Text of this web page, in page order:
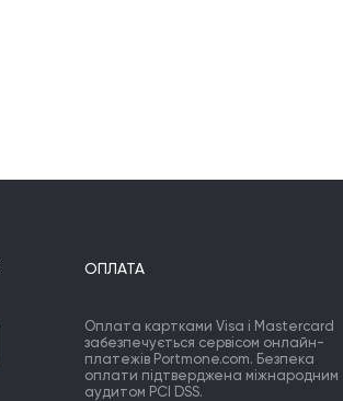
ОПЛАТА
Оплата картками Visa і Mastercard
забезпечується сервісом онлайн-
платежів Portmone.com. Безпека
оплати підтверджена міжнародним
аудитом PCI DSS.